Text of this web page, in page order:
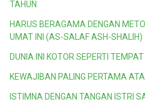
TAHUN
HARUS BERAGAMA DENGAN
UMAT INI (AS-SALAF ASH-SHALIH)
DUNIA INI KOTOR SEPERTI
KEWAJIBAN PALING PERTAMA
ISTIMNA DENGAN TANGAN ISTRI